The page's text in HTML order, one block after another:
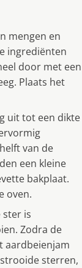
mengen en
ingrediënten
door met een
Plaats het
uit tot een dikte
van de
een kleine
bakplaat.
oven.
ster is
Zodra de
aardbeienjam
sterren,